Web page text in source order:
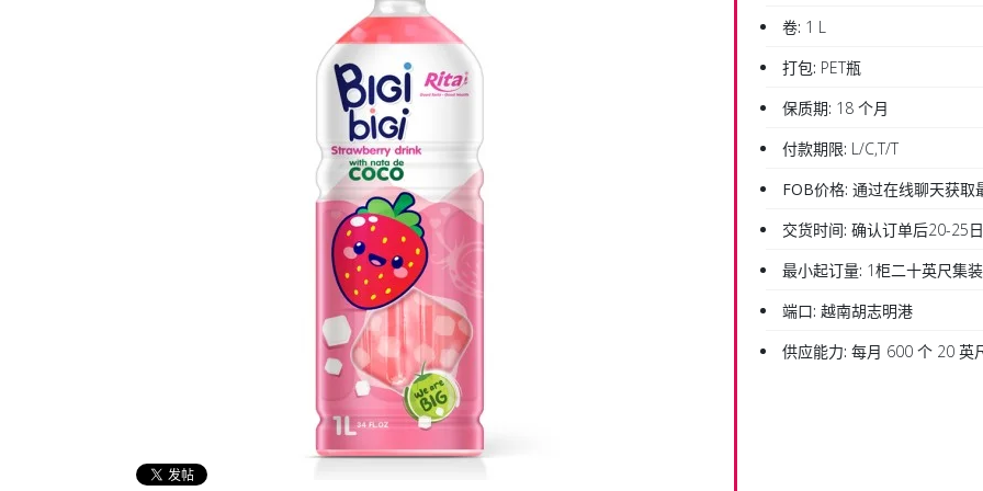
卷: 1 L
打包: PET瓶
保质期: 18 个月
付款期限: L/C,T/T
FOB价格: 通过在线聊天获取
交货时间: 确认订单后20-25日
最小起订量: 1柜二十英尺集
端口: 越南胡志明港
供应能力: 每月 600 个 20 英